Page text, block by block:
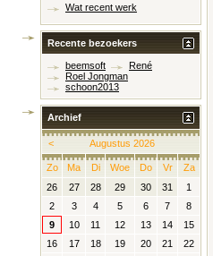
Wat recent werk
Recente bezoekers
beemsoft
René
Roel Jongman
schoon2013
Archief
< Augustus 2026
Zo Ma Di Woe Do Vr
Za
26
27 28 29 30 31
1
2
3 4 5 6 7
8
9
10 11 12 13 14
15
16
17 18 19 20 21
22